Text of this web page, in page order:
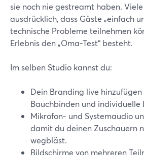
sie noch nie gestreamt haben.
ausdrücklich, dass Gäste „einfach
technische Probleme teilnehmen
Erlebnis den „Oma-Test“ besteht.
Im selben Studio kannst du:
Dein Branding live hinzufügen
Bauchbinden und individuelle
Mikrofon- und Systemaudio
damit du deinen Zuschauern
wegbläst.
Bildschirme von mehreren